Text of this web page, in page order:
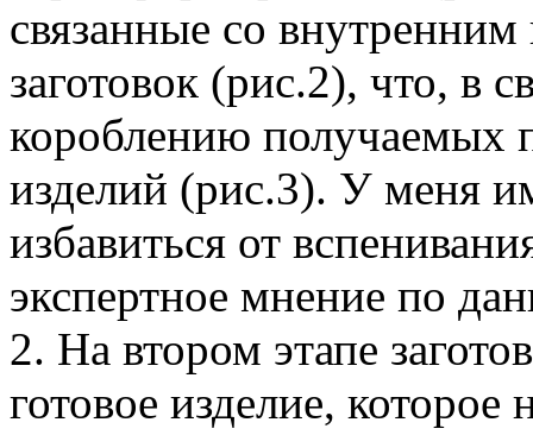
связанные со
заготовок (рис.2), что, в
короблению получаемых
изделий (рис.3). У меня
избавиться от
экспертное мнение по
2. На втором этапе
готовое изделие, которое